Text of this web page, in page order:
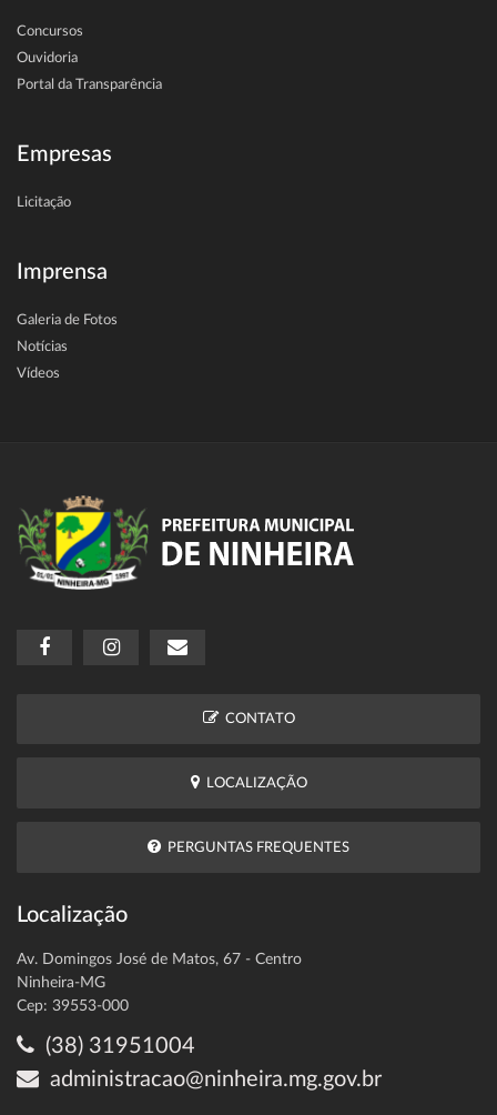
Concursos
Ouvidoria
Portal da Transparência
Empresas
Licitação
Imprensa
Galeria de Fotos
Notícias
Vídeos
CONTATO
LOCALIZAÇÃO
PERGUNTAS FREQUENTES
Localização
Av. Domingos José de Matos, 67 - Centro
Ninheira-MG
Cep: 39553-000
(38) 31951004
administracao@ninheira.mg.gov.br